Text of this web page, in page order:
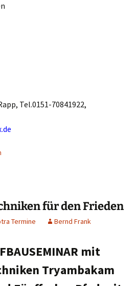
Tel.0151-70841922,
für den Frieden
Termine Bernd Frank
mit
Tryambakam